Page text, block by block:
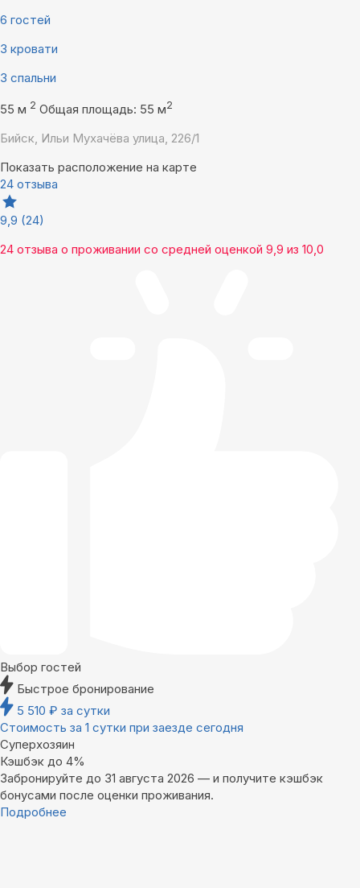
6 гостей
3 кровати
3 спальни
55 м 2 Общая площадь: 55 м2
Бийск, Ильи Мухачёва улица, 226/1
Показать расположение на карте
24 отзыва
9,9 (24)
24 отзыва о проживании со средней оценкой 9,9 из 10,0
Выбор гостей
Быстрое бронирование
5 510 ₽ за сутки
Стоимость за 1 сутки при заезде сегодня
Суперхозяин
Кэшбэк до 4%
Забронируйте до 31 августа 2026 — и получите кэшбэк
бонусами после оценки проживания.
Подробнее